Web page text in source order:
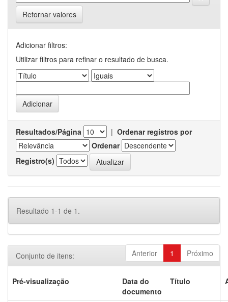
Retornar valores
Adicionar filtros:
Utilizar filtros para refinar o resultado de busca.
Resultados/Página | Ordenar registros por
Ordenar
Registro(s)
Resultado 1-1 de 1.
Anterior 1 Próximo
Conjunto de itens:
Pré-visualização
Data do
documento
Título